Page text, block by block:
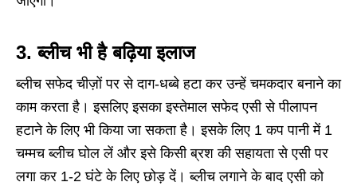
3. ब्लीच भी है बढ़िया इलाज
ब्लीच सफेद चीज़ों पर से दाग-धब्बे हटा कर उन्हें चमकदार बनाने का
काम करता है। इसलिए इसका इस्तेमाल सफेद एसी से पीलापन
हटाने के लिए भी किया जा सकता है। इसके लिए 1 कप पानी में 1
चम्मच ब्लीच घोल लें और इसे किसी ब्रश की सहायता से एसी पर
लगा कर 1-2 घंटे के लिए छोड़ दें। ब्लीच लगाने के बाद एसी को